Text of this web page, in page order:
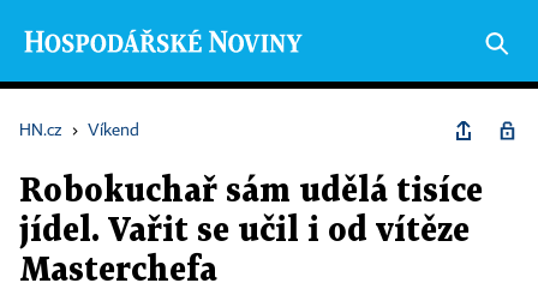
HN.cz › Víkend
Robokuchař sám udělá tisíce
jídel. Vařit se učil i od vítěze
Masterchefa